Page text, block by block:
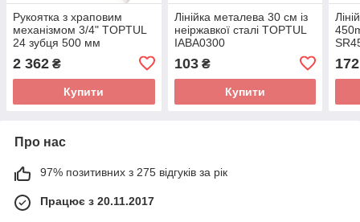
Рукоятка з храповим
механізмом 3/4" TOPTUL
24 зубця 500 мм
2 362 ₴
Купити
Лінійка металева 30 см із
неіржавкої сталі TOPTUL
IABA0300
103₴
Купити
172
Про нас
97% позитивних з 275 відгуків за рік
Працює з 20.11.2017